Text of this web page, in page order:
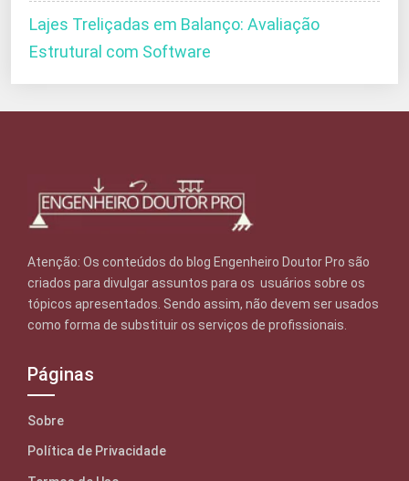
Lajes Treliçadas em Balanço: Avaliação
Estrutural com Software
Atenção: Os conteúdos do blog Engenheiro Doutor Pro são
criados para divulgar assuntos para os usuários sobre os
tópicos apresentados. Sendo assim, não devem ser usados
como forma de substituir os serviços de profissionais.
Páginas
Sobre
Política de Privacidade